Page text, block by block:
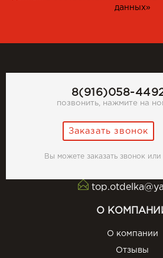
данных»
8(916)058-
позвонить, нажмите на
Заказать звонок
Вы можете заказать звонок или
О
О компании
Отзывы